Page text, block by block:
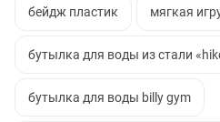
бейдж пластик мягкая
бутылка для воды из стали
бутылка для воды billy gym